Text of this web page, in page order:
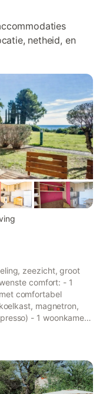
netheid, en
zeezicht, groot
comfort: - 1
comfortabel
magnetron,
- 1 woonkamer
bad en douche) en
eten. Twee
of in de zon te